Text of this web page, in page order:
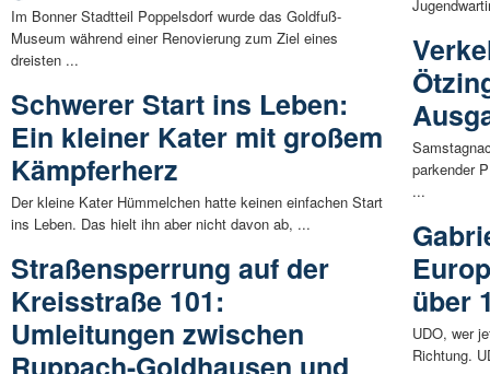
Im Bonner Stadtteil Poppelsdorf wurde das Goldfuß-
Museum während einer Renovierung zum Ziel eines
dreisten ...
Schwerer Start ins Leben:
Ein kleiner Kater mit großem
Kämpferherz
Der kleine Kater Hümmelchen hatte keinen einfachen Start
ins Leben. Das hielt ihn aber nicht davon ab, ...
Straßensperrung auf der
Kreisstraße 101:
Umleitungen zwischen
parkender
...
über
UDO, wer
Richtung.